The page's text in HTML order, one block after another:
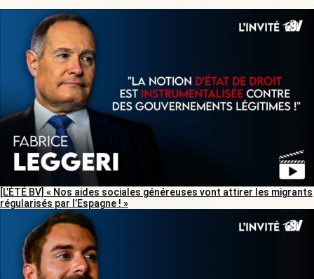
[L’ÉTÉ BV] « Nos aides sociales généreuses vont attirer les migrants
régularisés par l’Espagne ! »